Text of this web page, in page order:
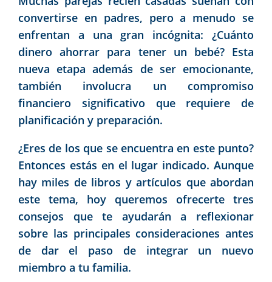
convertirse en padres, pero a menudo se
enfrentan a una gran incógnita: ¿Cuánto
dinero ahorrar para tener un bebé? Esta
nueva etapa además de ser emocionante,
también involucra un compromiso
financiero significativo que requiere de
planificación y preparación.
¿Eres de los que se encuentra en este punto?
Entonces estás en el lugar indicado. Aunque
hay miles de libros y artículos que abordan
este tema, hoy queremos ofrecerte tres
consejos que te ayudarán a reflexionar
sobre las principales consideraciones antes
de dar el paso de integrar un nuevo
miembro a tu familia.